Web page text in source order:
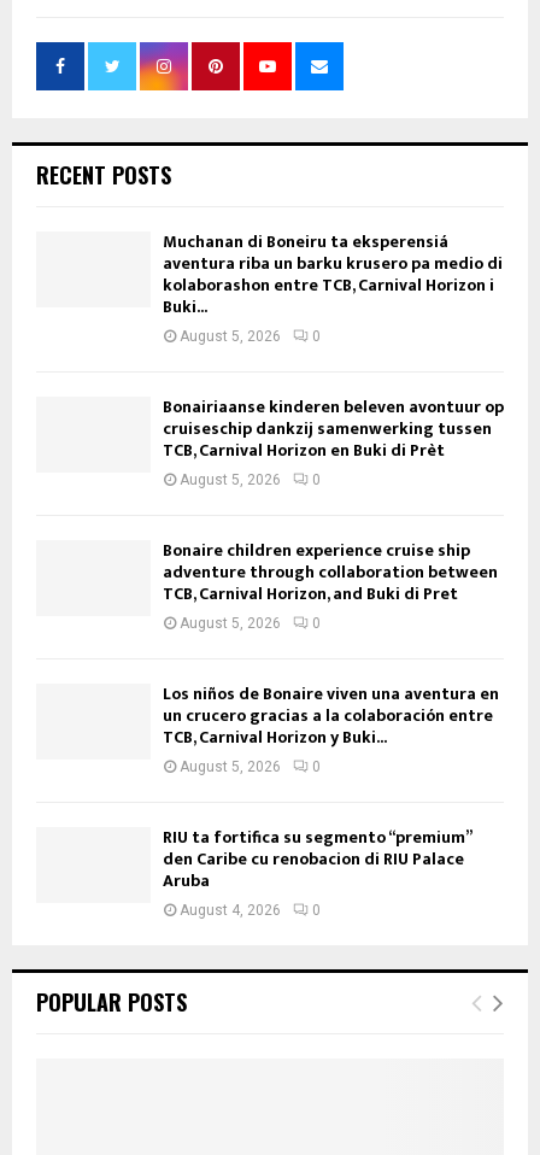
RECENT POSTS
Muchanan di Boneiru ta eksperensiá
aventura riba un barku krusero pa medio di
kolaborashon entre TCB, Carnival Horizon i
Buki...
August 5, 2026 0
Bonairiaanse kinderen beleven avontuur op
cruiseschip dankzij samenwerking tussen
TCB, Carnival Horizon en Buki di Prèt
August 5, 2026 0
Bonaire children experience cruise ship
adventure through collaboration between
TCB, Carnival Horizon, and Buki di Pret
August 5, 2026 0
Los niños de Bonaire viven una aventura en
un crucero gracias a la colaboración entre
TCB, Carnival Horizon y Buki...
August 5, 2026 0
RIU ta fortifica su segmento “premium”
den Caribe cu renobacion di RIU Palace
Aruba
August 4, 2026 0
POPULAR POSTS